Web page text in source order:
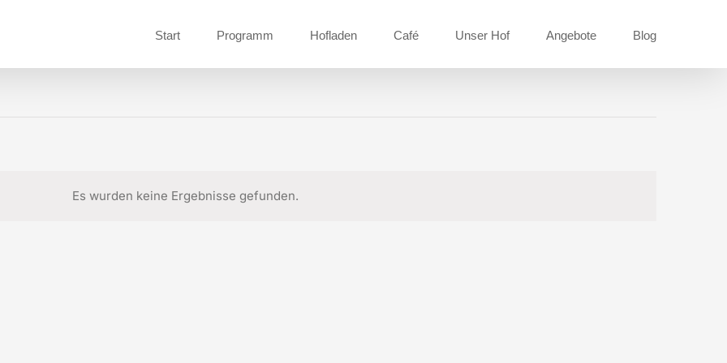
Start Programm Hofladen Café Unser Hof Angebote Blog
Hinweis
Es wurden keine Ergebnisse gefunden.